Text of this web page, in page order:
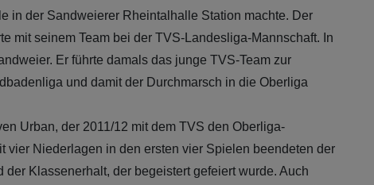
in der Sandweierer Rheintalhalle Station machte. Der
mit seinem Team bei der TVS-Landesliga-Mannschaft. In
Er führte damals das junge TVS-Team zur
und damit der Durchmarsch in die Oberliga
Urban, der 2011/12 mit dem TVS den Oberliga-
vier Niederlagen in den ersten vier Spielen beendeten der
Klassenerhalt, der begeistert gefeiert wurde. Auch